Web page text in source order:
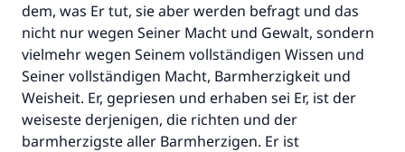
dem, was Er tut, sie aber werden befragt und das
nicht nur wegen Seiner Macht und Gewalt, sondern
vielmehr wegen Seinem vollständigen Wissen und
Seiner vollständigen Macht, Barmherzigkeit und
Weisheit. Er, gepriesen und erhaben sei Er, ist der
weiseste derjenigen, die richten und der
barmherzigste aller Barmherzigen. Er ist
Die Antwort Nr. 110845 rettete eine
Ehe.
Unterstütze die Arbeit von Islam Q&A